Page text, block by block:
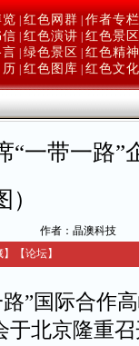
红色网群 作者专栏
红色演讲 红色景区
绿色景区
红色精神
红色图库 红色文化
“一带一路”
）
作者：晶澳科技
【论坛】
”国际合作
北京隆重召